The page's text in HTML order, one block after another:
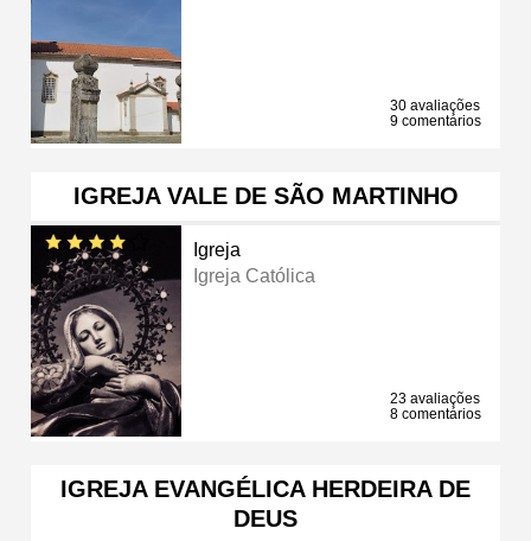
30 avaliações
9 comentários
IGREJA VALE DE SÃO MARTINHO
Igreja
Igreja Católica
23 avaliações
8 comentários
IGREJA EVANGÉLICA HERDEIRA DE
DEUS